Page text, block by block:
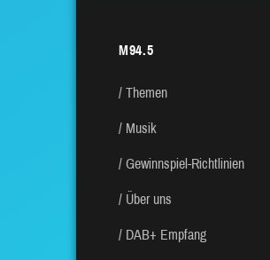
M94.5
Themen
Musik
Gewinnspiel-Richtlinien
Über uns
DAB+ Empfang